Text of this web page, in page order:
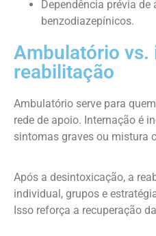
Dependência prévia de
benzodiazepínicos.
Ambulatório vs.
reabilitação
Ambulatório serve para
rede de apoio. Internação é
sintomas graves ou mistura
Após a desintoxicação, a
individual, grupos e
Isso reforça a recuperação da